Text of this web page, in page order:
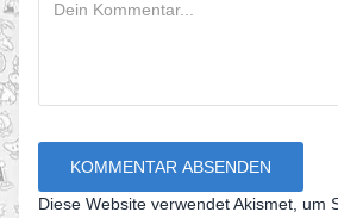
Diese Website verwendet Akismet, um